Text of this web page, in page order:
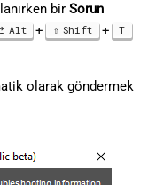
bir Sorun
Alt + Shift + T
olarak göndermek